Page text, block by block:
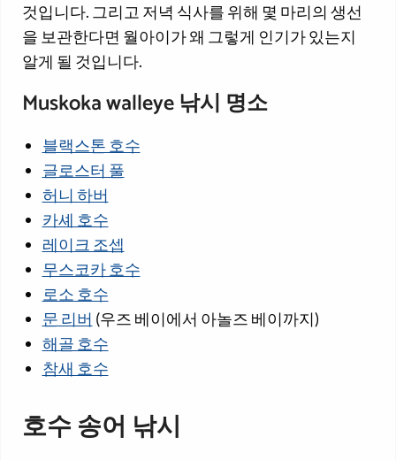
것입니다. 그리고 저녁 식사를 위해 몇 마리의 생선
을 보관한다면 월아이가 왜 그렇게 인기가 있는지
알게 될 것입니다.
Muskoka walleye 낚시 명소
블랙스톤 호수
글로스터 풀
허니 하버
카셰 호수
레이크 조셉
무스코카 호수
로소 호수
문 리버 (우즈 베이에서 아놀즈 베이까지)
해골 호수
참새 호수
호수 송어 낚시